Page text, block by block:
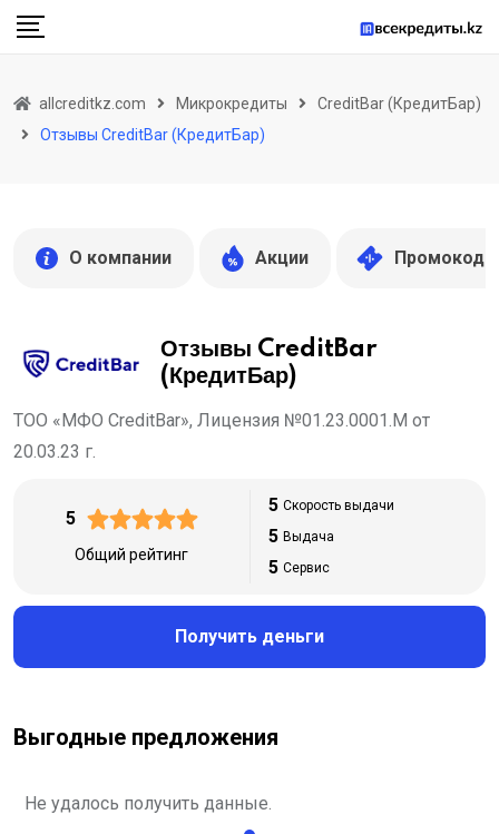
Skip
allcreditkz.com Микрокредиты
CreditBar (КредитБар)
Отзывы CreditBar (КредитБар)
О компании Акции Промокоды
Отзывы CreditBar
(КредитБар)
ТОО «МФО CreditBar», Лицензия №01.23.0001.M от
20.03.23 г.
5
Общий рейтинг
5 Скорость выдачи
5 Выдача
5 Сервис
Получить деньги
Выгодные предложения
Не удалось получить данные.